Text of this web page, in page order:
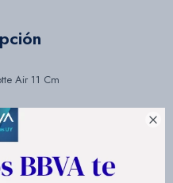

Air 11 Cm
fundido son una pesadilla para
¡Por eso Tefal ha diseñado